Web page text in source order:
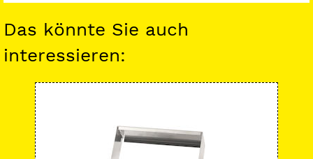
Das könnte Sie auch
interessieren: